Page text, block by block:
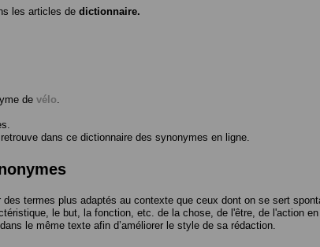
les articles de dictionnaire.
de vélo
dans ce dictionnaire des synonymes en ligne.
des termes plus adaptés au contexte que ceux dont on se sert
le but, la fonction, etc. de la chose, de l'être, de l'action
le même texte afin d’améliorer le style de sa rédaction.